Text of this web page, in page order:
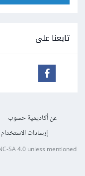
تابعنا على
عن أكاديمية حسوب
إرشادات الاستخدام
SA 4.0unless mentioned